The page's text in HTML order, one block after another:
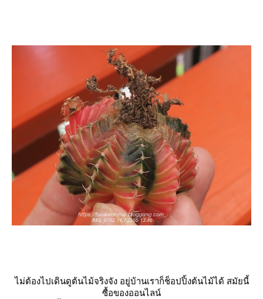
ไม่ต้องไปเดินดูต้นไม้จริงจัง อยู่บ้านเราก็ช็อปปิ้งต้นไม้ได้ สมัยนี้
ซื้อของออนไลน์